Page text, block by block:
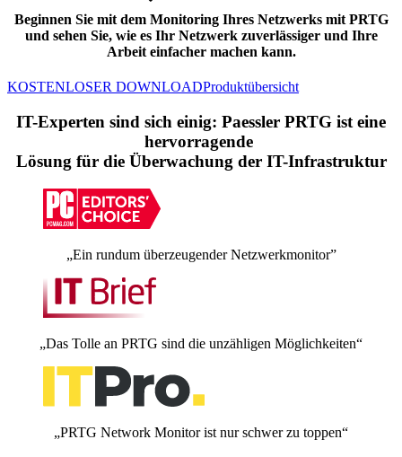
Beginnen Sie mit dem Monitoring Ihres Netzwerks mit PRTG
und sehen Sie, wie es Ihr Netzwerk zuverlässiger und Ihre
Arbeit einfacher machen kann.
KOSTENLOSER DOWNLOADProduktübersicht
IT-Experten sind sich einig: Paessler PRTG ist eine
hervorragende
Lösung für die Überwachung der IT-Infrastruktur
„Ein rundum überzeugender Netzwerkmonitor”
„Das Tolle an PRTG sind die unzähligen Möglichkeiten“
„PRTG Network Monitor ist nur schwer zu toppen“